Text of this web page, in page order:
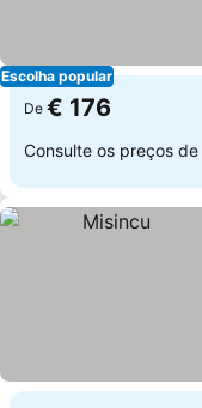
Escolha popular
De € 176
Consulte os preços de